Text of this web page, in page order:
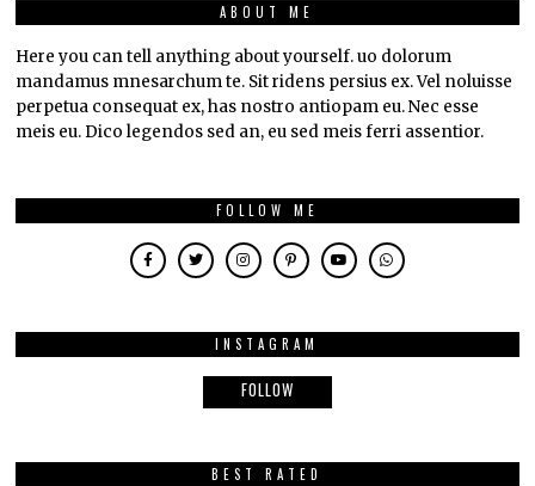
ABOUT ME
Here you can tell anything about yourself. uo dolorum
mandamus mnesarchum te. Sit ridens persius ex. Vel noluisse
perpetua consequat ex, has nostro antiopam eu. Nec esse
meis eu. Dico legendos sed an, eu sed meis ferri assentior.
FOLLOW ME
INSTAGRAM
FOLLOW
BEST RATED